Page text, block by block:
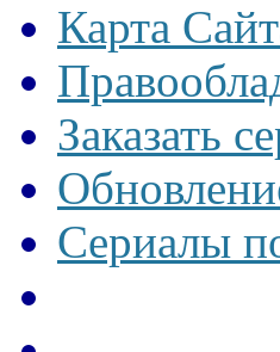
Карта
Заказать
Сериалы